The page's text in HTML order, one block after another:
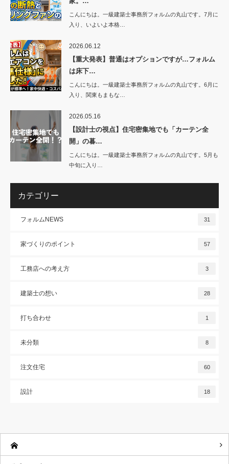
こんにちは。一級建築士事務所フォルムの丸山です。7月に
入り、いよいよ本格…
2026.06.12
【重大発表】普通はオプションですが…フォルム
は床下…
こんにちは。一級建築士事務所フォルムの丸山です。6月に
入り、関東もまもな…
2026.05.16
【設計士の視点】住宅密集地でも「カーテン全
開」の暮…
こんにちは。一級建築士事務所フォルムの丸山です。5月も
中旬に入り…
カテゴリー
フォルムNEWS 31
家づくりのポイント 57
工務店への考え方 3
建築士の想い 28
打ち合わせ 1
未分類 8
注文住宅 60
設計 18